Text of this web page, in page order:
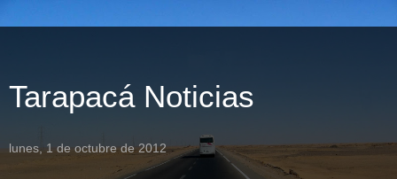
Tarapacá Noticias
lunes, 1 de octubre de 2012